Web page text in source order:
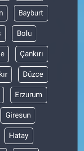
Bayburt
Bolu
Çankırı
Düzce
Erzurum
Giresun
Hatay